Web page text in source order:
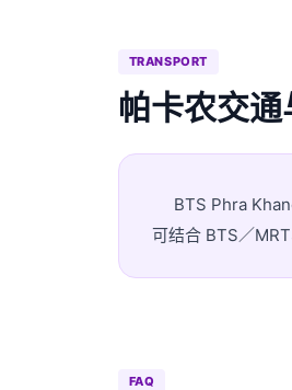
TRANSPORT
帕卡农交
BTS Phra
可结合 BTS／
FAQ